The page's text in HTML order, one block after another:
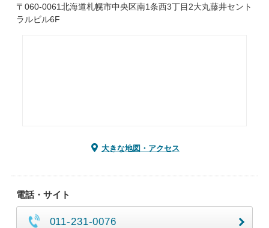
〒060-0061北海道札幌市中央区南1条西3丁目2大丸藤井セント
ラルビル6F
大きな地図・アクセス
電話・サイト
011-231-0076